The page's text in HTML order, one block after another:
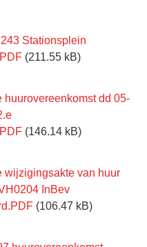
Stationsplein
(211.55 kB)
dd 05-
(146.14 kB)
wijzigingsakte van huur
InBev
(106.47 kB)